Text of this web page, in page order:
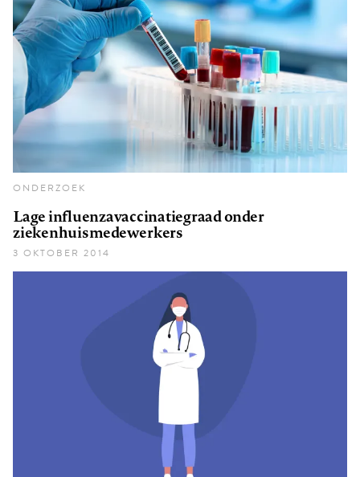
ONDERZOEK
Lage influenzavaccinatiegraad onder
ziekenhuismedewerkers
3 OKTOBER 2014